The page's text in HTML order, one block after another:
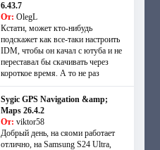
6.43.7
От: OlegL
Кстати, может кто-нибудь
подскажет как все-таки настроить
IDM, чтобы он качал с ютуба и не
переставал бы скачивать через
короткое время. А то не раз
Sygic GPS Navigation &amp;
Maps 26.4.2
От: viktor58
Добрый день, на сяоми работает
отлично, на Samsung S24 Ultra,